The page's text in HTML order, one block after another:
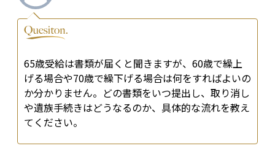
65歳受給は書類が届くと聞きますが、60歳で繰上
げる場合や70歳で繰下げる場合は何をすればよいの
か分かりません。どの書類をいつ提出し、取り消し
や遺族手続きはどうなるのか、具体的な流れを教え
てください。